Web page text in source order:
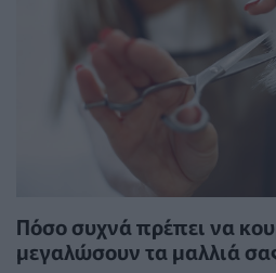
Πόσο συχνά πρέπει να
μεγαλώσουν τα μαλλιά